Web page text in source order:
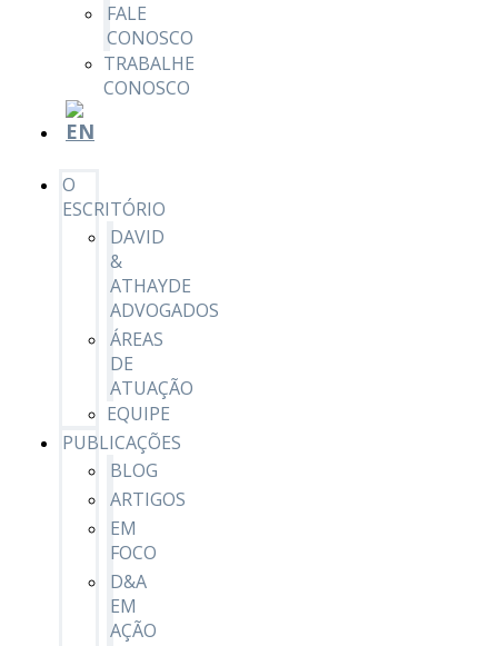
FALE
CONOSCO
TRABALHE
CONOSCO
O
ESCRITÓRIO
DAVID
&
ATHAYDE
ADVOGADOS
ÁREAS
DE
ATUAÇÃO
EQUIPE
PUBLICAÇÕES
BLOG
ARTIGOS
EM
FOCO
D&A
EM
AÇÃO